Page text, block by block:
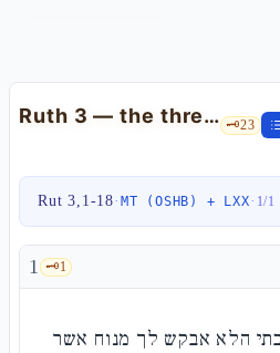
Ruth 3 — the threshing floor, the goèl, and the geʾullàh 🗝️23
Rut 3,1-18· MT (OSHB) + LXX· 1/1
1 🗝️1
הלא אבקש לך מנוח אשר